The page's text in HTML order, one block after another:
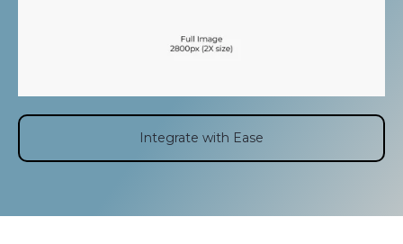
Integrate with Ease